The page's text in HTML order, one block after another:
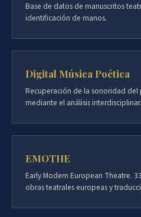
Base de datos de manuscritos
identificación de manos.
Digital Música Poética
Recuperación de la sonoridad
mediante el análisis interdisciplinar.
EMOTHE
Early Modern European Theatre.
obras teatrales europeas y